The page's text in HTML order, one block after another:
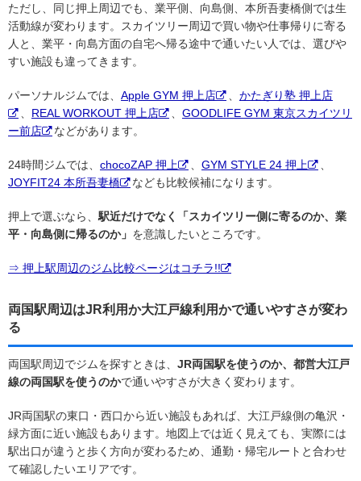
ただし、同じ押上周辺でも、業平側、向島側、本所吾妻橋側では生
活動線が変わります。スカイツリー周辺で買い物や仕事帰りに寄る
人と、業平・向島方面の自宅へ帰る途中で通いたい人では、選びや
すい施設も違ってきます。
パーソナルジムでは、 Apple GYM 押上店
かたぎり塾 押上店
REAL WORKOUT 押上店
GOODLIFE GYM 東京スカイツリ
ー前店
などがあります。
24時間ジムでは、 chocoZAP 押上 GYM STYLE 24 押上
JOYFIT24 本所吾妻橋
なども比較候補になります。
押上で選ぶなら、 駅近だけでなく「スカイツリー側に寄るのか、業
平・向島側に帰るのか」 を意識したいところです。
⇒ 押上駅周辺のジム比較ページはコチラ!!
両国駅周辺はJR利用か大江戸線利用かで通いやすさが変わ
る
両国駅周辺でジムを探すときは、 JR両国駅を使うのか、都営大江戸
線の両国駅を使うのかで通いやすさが大きく変わります。
JR両国駅の東口・西口から近い施設もあれば、大江戸線側の亀沢・
緑方面に近い施設もあります。地図上では近く見えても、実際には
駅出口が違うと歩く方向が変わるため、通勤・帰宅ルートと合わせ
て確認したいエリアです。